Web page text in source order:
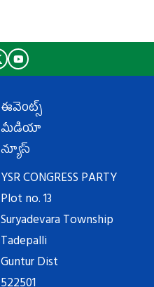
ఈవెంట్స్
మీడియా
న్యూస్
YSR CONGRESS PARTY
Plot no. 13
Suryadevara Township
Tadepalli
Guntur Dist